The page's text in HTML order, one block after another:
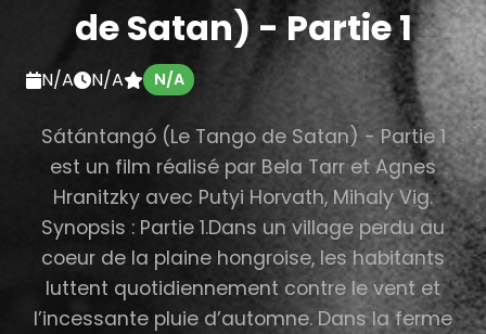
de Satan) - Partie 1
N/A N/A N/A
Sátántangó (Le Tango de Satan) - Partie 1
est un film réalisé par Bela Tarr et Agnes
Hranitzky avec Putyi Horvath, Mihaly Vig.
Synopsis : Partie 1.Dans un village perdu au
coeur de la plaine hongroise, les habitants
luttent quotidiennement contre le vent et
l’incessante pluie d’automne. Dans la ferme